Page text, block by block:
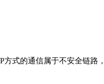
方式的通信属于不安全链路